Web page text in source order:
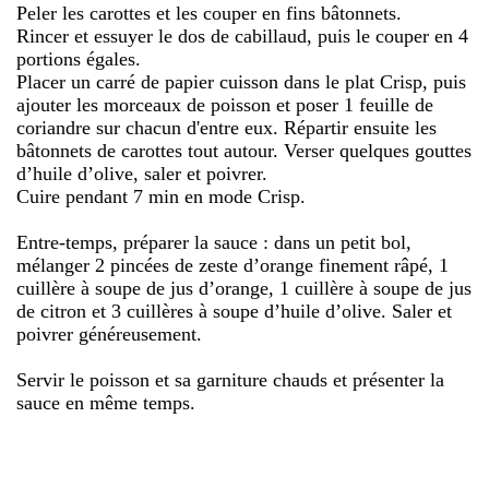
Peler les carottes et les couper en fins bâtonnets.
Rincer et essuyer le dos de cabillaud, puis le couper en 4
portions égales.
Placer un carré de papier cuisson dans le plat Crisp, puis
ajouter les morceaux de poisson et poser 1 feuille de
coriandre sur chacun d'entre eux. Répartir ensuite les
bâtonnets de carottes tout autour. Verser quelques gouttes
d’huile d’olive, saler et poivrer.
Cuire pendant 7 min en mode Crisp.
Entre-temps, préparer la sauce : dans un petit bol,
mélanger 2 pincées de zeste d’orange finement râpé, 1
cuillère à soupe de jus d’orange, 1 cuillère à soupe de jus
de citron et 3 cuillères à soupe d’huile d’olive. Saler et
poivrer généreusement.
Servir le poisson et sa garniture chauds et présenter la
sauce en même temps.